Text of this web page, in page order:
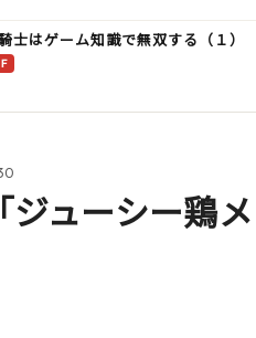
士はゲーム知識で無双する（１）
ジューシー鶏